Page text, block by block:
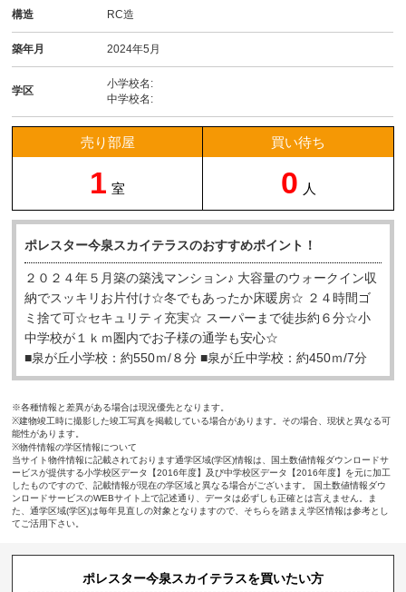
構造 RC造
築年月 2024年5月
学区
小学校名:
中学校名:
売り部屋
1 室
買い待ち
0 人
ポレスター今泉スカイテラスのおすすめポイント！
２０２４年５月築の築浅マンション♪ 大容量のウォークイン収
納でスッキリお片付け☆冬でもあったか床暖房☆ ２４時間ゴ
ミ捨て可☆セキュリティ充実☆ スーパーまで徒歩約６分☆小
中学校が１ｋｍ圏内でお子様の通学も安心☆
■泉が丘小学校：約550ｍ/８分 ■泉が丘中学校：約450ｍ/7分
※各種情報と差異がある場合は現況優先となります。
※建物竣工時に撮影した竣工写真を掲載している場合があります。その場合、現状と異なる可
能性があります。
※物件情報の学区情報について
当サイト物件情報に記載されております通学区域(学区)情報は、国土数値情報ダウンロードサ
ービスが提供する小学校区データ【2016年度】及び中学校区データ【2016年度】を元に加工
したものですので、記載情報が現在の学区域と異なる場合がございます。 国土数値情報ダウ
ンロードサービスのWEBサイト上で記述通り、データは必ずしも正確とは言えません。ま
た、通学区域(学区)は毎年見直しの対象となりますので、そちらを踏まえ学区情報は参考とし
てご活用下さい。
ポレスター今泉スカイテラスを買いたい方